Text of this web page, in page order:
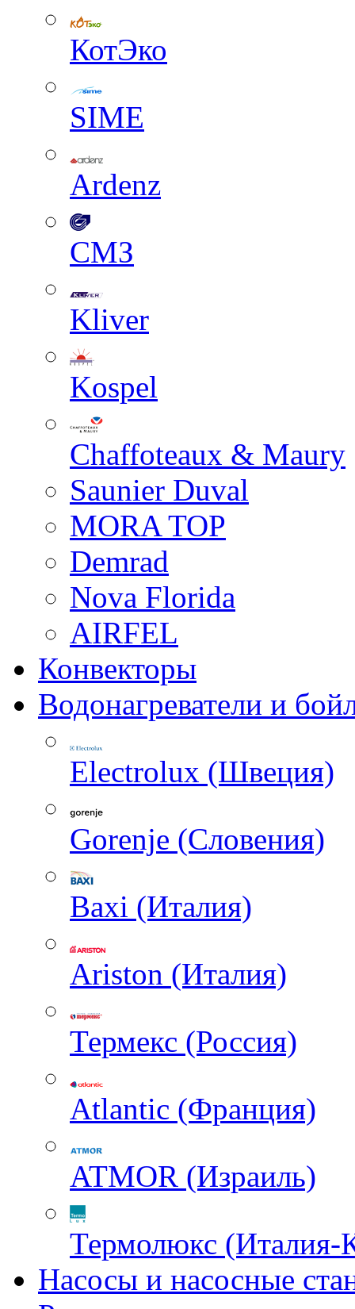
КотЭко
SIME
Ardenz
СМЗ
Kliver
Kospel
Chaffoteaux & Maury
Saunier Duval
MORA TOP
Demrad
Nova Florida
AIRFEL
Конвекторы
Водонагреватели и
Electrolux (Швеция)
Gorenje (Словения)
Baxi (Италия)
Ariston (Италия)
Термекс (Россия)
Atlantic (Франция)
ATMOR (Израиль)
Термолюкс (Италия-
Насосы и насосные